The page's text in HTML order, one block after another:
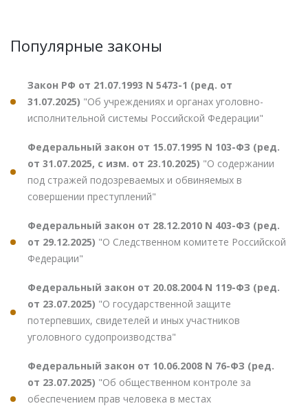
Популярные законы
Закон РФ от 21.07.1993 N 5473-1 (ред. от
31.07.2025) "Об учреждениях и органах уголовно-
исполнительной системы Российской Федерации"
Федеральный закон от 15.07.1995 N 103-ФЗ (ред.
от 31.07.2025, с изм. от 23.10.2025) "О содержании
под стражей подозреваемых и обвиняемых в
совершении преступлений"
Федеральный закон от 28.12.2010 N 403-ФЗ (ред.
от 29.12.2025) "О Следственном комитете Российской
Федерации"
Федеральный закон от 20.08.2004 N 119-ФЗ (ред.
от 23.07.2025) "О государственной защите
потерпевших, свидетелей и иных участников
уголовного судопроизводства"
Федеральный закон от 10.06.2008 N 76-ФЗ (ред.
от 23.07.2025) "Об общественном контроле за
обеспечением прав человека в местах